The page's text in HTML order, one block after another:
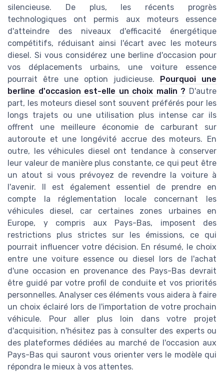
silencieuse. De plus, les récents progrès
technologiques ont permis aux moteurs essence
d'atteindre des niveaux d'efficacité énergétique
compétitifs, réduisant ainsi l'écart avec les moteurs
diesel. Si vous considérez une berline d'occasion pour
vos déplacements urbains, une voiture essence
pourrait être une option judicieuse. Pourquoi une
berline d'occasion est-elle un choix malin ? D'autre
part, les moteurs diesel sont souvent préférés pour les
longs trajets ou une utilisation plus intense car ils
offrent une meilleure économie de carburant sur
autoroute et une longévité accrue des moteurs. En
outre, les véhicules diesel ont tendance à conserver
leur valeur de manière plus constante, ce qui peut être
un atout si vous prévoyez de revendre la voiture à
l'avenir. Il est également essentiel de prendre en
compte la réglementation locale concernant les
véhicules diesel, car certaines zones urbaines en
Europe, y compris aux Pays-Bas, imposent des
restrictions plus strictes sur les émissions, ce qui
pourrait influencer votre décision. En résumé, le choix
entre une voiture essence ou diesel lors de l'achat
d'une occasion en provenance des Pays-Bas devrait
être guidé par votre profil de conduite et vos priorités
personnelles. Analyser ces éléments vous aidera à faire
un choix éclairé lors de l'importation de votre prochain
véhicule. Pour aller plus loin dans votre projet
d'acquisition, n'hésitez pas à consulter des experts ou
des plateformes dédiées au marché de l'occasion aux
Pays-Bas qui sauront vous orienter vers le modèle qui
répondra le mieux à vos attentes.